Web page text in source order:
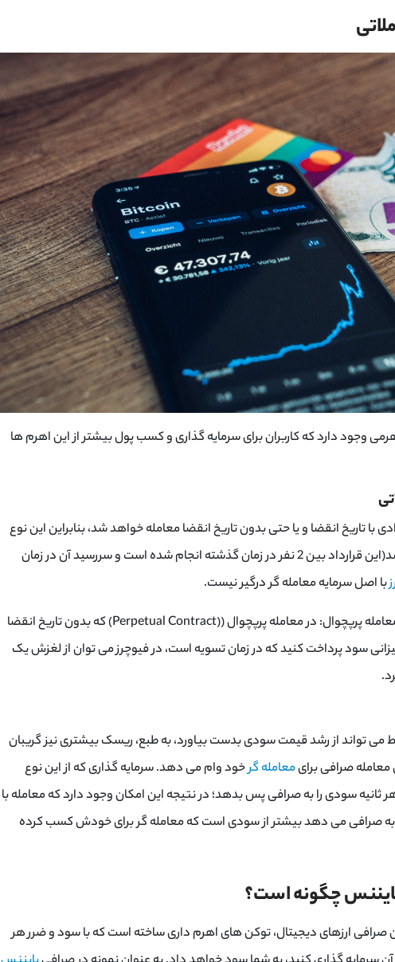
معاملات اهرمی وجود دارد که کاربران برای سرمایه گذاری و کسب پول بیشتر از این اهرم ها
با تاریخ انقضا و یا حتی بدون تاریخ انقضا معامله خواهد شد، بنابراین این نوع
معامله مربوط به آینده می باشد(این قرارداد بین 2 نفر در زمان گذشته انجام شده است و سررسید آن در زمان
با اصل سرمایه معامله گر درگیر نیست.
پرپچوال: در معامله پرپچوال (Perpetual Contract)) که بدون تاریخ انقضا
سود پرداخت کنید که در زمان تسویه است، در فیوچرز می توان از لغزش یک
می تواند از رشد قیمت سودی بدست بیاورد، به طبع، ریسک بیشتری نیز گریبان
معامله صرافی برایمعامله گرخود وام می دهد.سرمایه گذاری که از این نوع
ثانیه سودی را به صرافی پس بدهد؛ در نتیجه این امکان وجود دارد که معامله با
صرافی می دهد بیشتر از سودی است که معامله گر برای خودش کسب کرده
چگونه است؟
صرافی ارزهای دیجیتال، توکن های اهرم داری ساخته است که با سود و ضرر هر